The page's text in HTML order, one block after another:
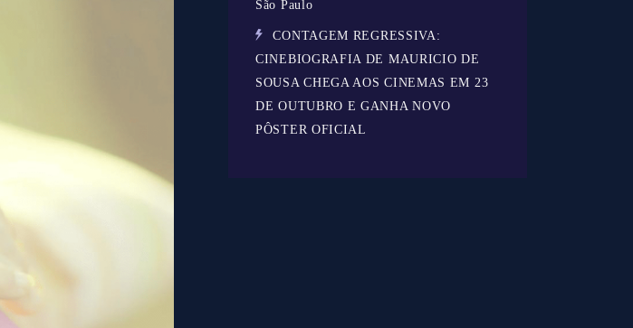
São Paulo
CONTAGEM REGRESSIVA:
CINEBIOGRAFIA DE MAURICIO DE
SOUSA CHEGA AOS CINEMAS EM 23
DE OUTUBRO E GANHA NOVO
PÔSTER OFICIAL